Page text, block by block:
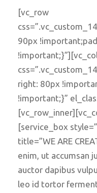
[vc_row
90px
right: 80px
!important;}”
[service_box
title=”WE ARE
enim, ut accumsan
auctor dapibus
leo id tortor